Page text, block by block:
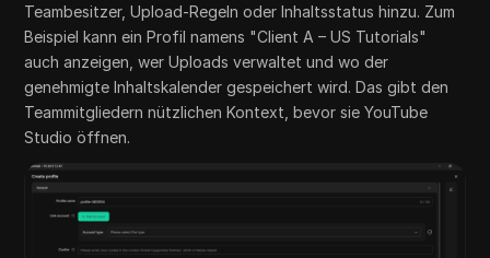
Teambesitzer, Upload-Regeln oder Inhaltsstatus hinzu. Zum
Beispiel kann ein Profil namens "Client A – US Tutorials"
auch anzeigen, wer Uploads verwaltet und wo der
genehmigte Inhaltskalender gespeichert wird. Das gibt den
Teammitgliedern nützlichen Kontext, bevor sie YouTube
Studio öffnen.